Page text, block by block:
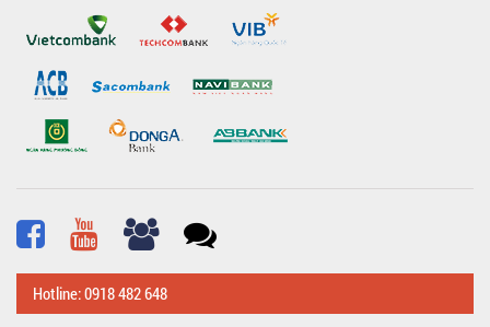
Hotline: 0918 482 648